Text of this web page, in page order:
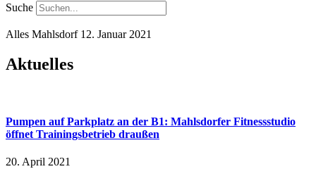
Suche
Alles Mahlsdorf 12. Januar 2021
Aktuelles
Pumpen auf Parkplatz an der B1: Mahlsdorfer Fitnessstudio
öffnet Trainingsbetrieb draußen
20. April 2021